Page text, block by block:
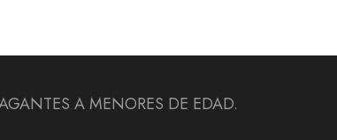
A MENORES DE EDAD.